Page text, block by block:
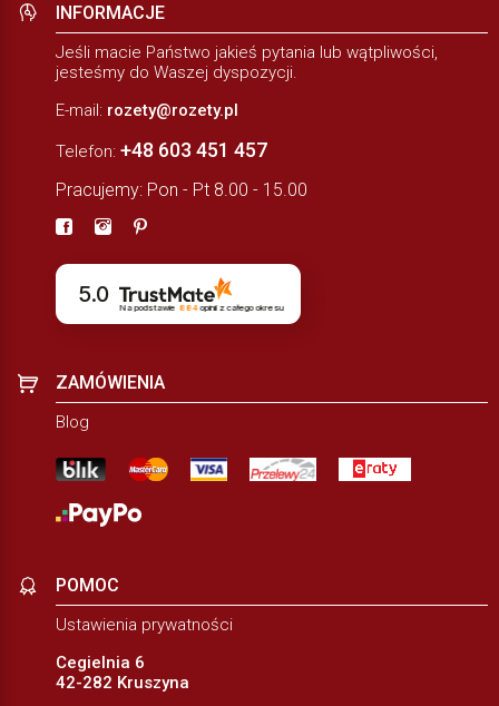
INFORMACJE
Jeśli macie Państwo jakieś pytania lub wątpliwości,
jesteśmy do Waszej dyspozycji.
E-mail: rozety@rozety.pl
Telefon: +48 603 451 457
Pracujemy: Pon - Pt 8.00 - 15.00
5.0
Na podstawie 884opiniiz całego okresu
ZAMÓWIENIA
Blog
POMOC
Ustawienia prywatności
Cegielnia 6
42-282 Kruszyna